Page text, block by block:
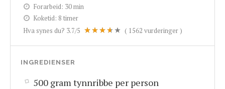
Forarbeid: 30 min
Koketid: 8 timer
Hva synes du? 3.7/5 ( 1562 vurderinger )
INGREDIENSER
500 gram tynnribbe per person